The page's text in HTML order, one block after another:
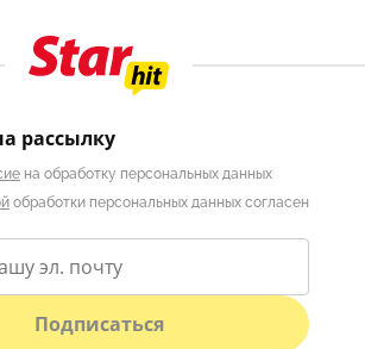
рассылку
на обработку персональных данных
обработки персональных данных согласен
Подписаться